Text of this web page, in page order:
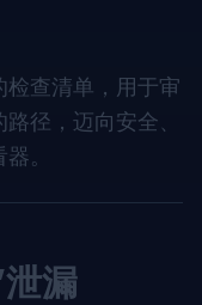
查清单，用于审
径，迈向安全、
。
漏